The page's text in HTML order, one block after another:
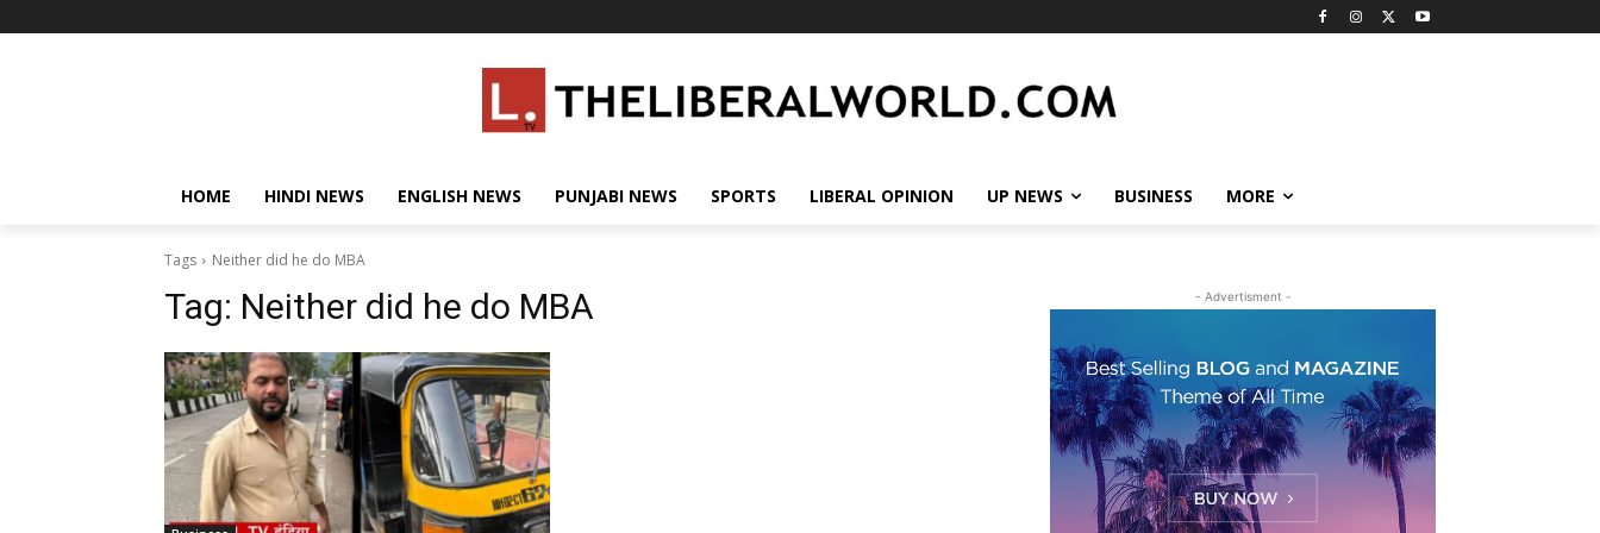
HOME HINDI NEWS ENGLISH NEWS PUNJABI NEWS SPORTS LIBERAL OPINION UP NEWS BUSINESS MORE
Tags Neither did he do MBA
Tag: Neither did he do MBA - Advertisment -